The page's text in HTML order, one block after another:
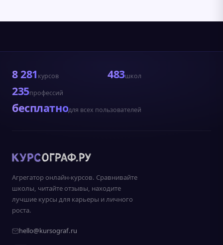
8 281 курсов 483школ
235профессий
бесплатнодля всех пользователей
Агрегатор онлайн-курсов. Сравнивайте
школы, читайте отзывы, находите
лучшие курсы для карьеры и личного
роста.
hello@kursograf.ru